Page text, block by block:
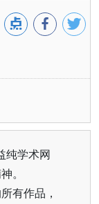
纯学术网
。
有作品，